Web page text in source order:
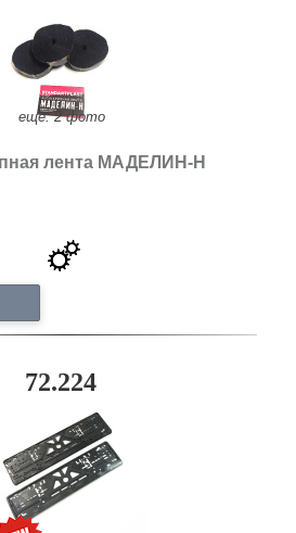
ещё: 2 фото
лента МАДЕЛИН-Н
72.224